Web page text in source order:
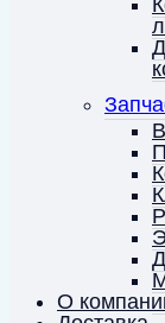
О